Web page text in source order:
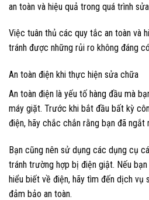
an toàn và hiệu quả trong quá trình
Việc tuân thủ các quy tắc an toàn và
tránh được những rủi ro không đáng
An toàn điện khi thực hiện sửa chữa
An toàn điện là yếu tố hàng đầu mà
máy giặt. Trước khi bắt đầu bất kỳ
điện, hãy chắc chắn rằng bạn đã ngắt
Bạn cũng nên sử dụng các dụng cụ
tránh trường hợp bị điện giật. Nếu
hiểu biết về điện, hãy tìm đến dịch vụ
đảm bảo an toàn.